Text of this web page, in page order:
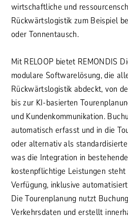
wirtschaftliche und
Rückwärtslogistik zum Beispiel
oder Tonnentausch.
Mit RELOOP bietet REMONDIS
modulare Softwarelösung, die
Rückwärtslogistik abdeckt, von
bis zur KI-basierten
und Kundenkommunikation.
automatisch erfasst und in die
oder alternativ als
was die Integration in
kostenpflichtige Leistungen
Verfügung, inklusive
Die Tourenplanung nutzt
Verkehrsdaten und erstellt